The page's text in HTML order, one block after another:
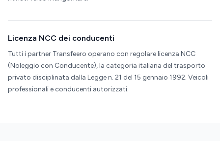
Licenza NCC dei conducenti
Tutti i partner Transfeero operano con regolare licenza NCC
(Noleggio con Conducente), la categoria italiana del trasporto
privato disciplinata dalla Legge n. 21 del 15 gennaio 1992. Veicoli
professionali e conducenti autorizzati.